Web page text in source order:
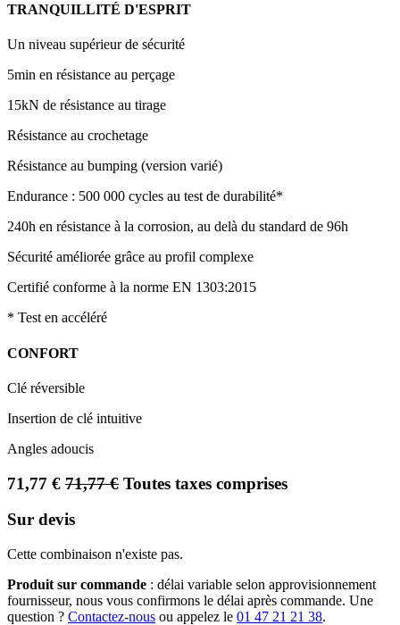
TRANQUILLITÉ D'ESPRIT
Un niveau supérieur de sécurité
5min en résistance au perçage
15kN de résistance au tirage
Résistance au crochetage
Résistance au bumping (version varié)
Endurance : 500 000 cycles au test de durabilité*
240h en résistance à la corrosion, au delà du standard de 96h
Sécurité améliorée grâce au profil complexe
Certifié conforme à la norme EN 1303:2015
* Test en accéléré
CONFORT
Clé réversible
Insertion de clé intuitive
Angles adoucis
71,77 € 71,77€ Toutes taxes comprises
Sur devis
Cette combinaison n'existe pas.
Produit sur commande : délai variable selon approvisionnement
fournisseur, nous vous confirmons le délai après commande. Une
question ? Contactez-nous ou appelez le 01 47 21 21 38.